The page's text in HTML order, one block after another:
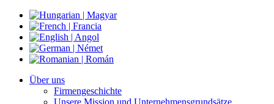
Über uns
Firmengeschichte
Unsere Mission und Unternehmensgrundsätze